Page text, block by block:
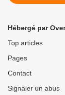
Hébergé par
Top articles
Pages
Contact
Signaler un abus